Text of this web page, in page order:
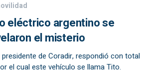
eléctrico argentino se
el misterio
de Coradir, respondió con total
el cual este vehículo se llama Tito.